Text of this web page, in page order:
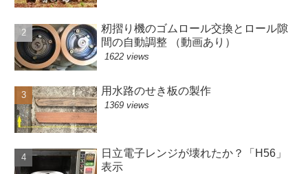
籾摺り機のゴムロール交換とロール隙
間の自動調整 （動画あり）
1622 views
用水路のせき板の製作
1369 views
日立電子レンジが壊れたか？「H56」
表示